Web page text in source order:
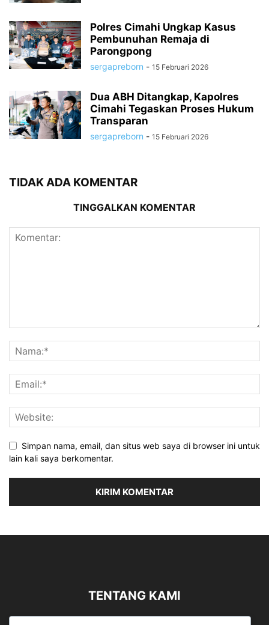
Polres Cimahi Ungkap Kasus
Pembunuhan Remaja di
Parongpong
sergapreborn - 15 Februari 2026
Dua ABH Ditangkap, Kapolres
Cimahi Tegaskan Proses Hukum
Transparan
sergapreborn - 15 Februari 2026
TIDAK ADA KOMENTAR
TINGGALKAN KOMENTAR
Simpan nama, email, dan situs web saya di browser ini untuk
lain kali saya berkomentar.
TENTANG KAMI